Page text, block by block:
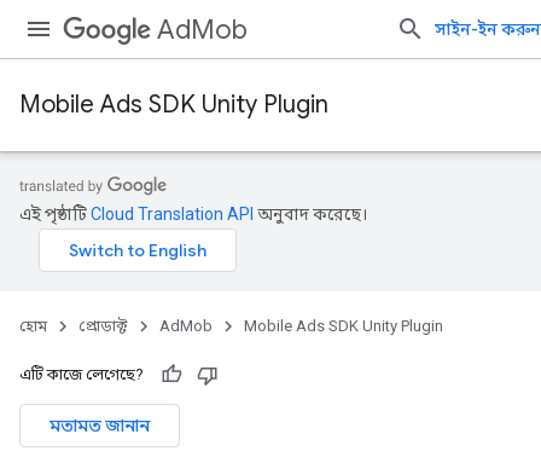
AdMob সাইন-ইন করুন
Mobile Ads SDK Unity Plugin
এই পৃষ্ঠাটিCloud Translation API অনুবাদ করেছে।
হোম প্রোডাক্ট AdMob Mobile Ads SDK Unity Plugin
এটি কাজে লেগেছে?
মতামত জানান